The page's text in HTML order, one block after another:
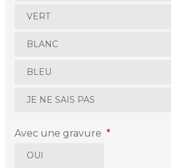
VERT
BLANC
BLEU
JE NE SAIS PAS
Avec une gravure*
OUI